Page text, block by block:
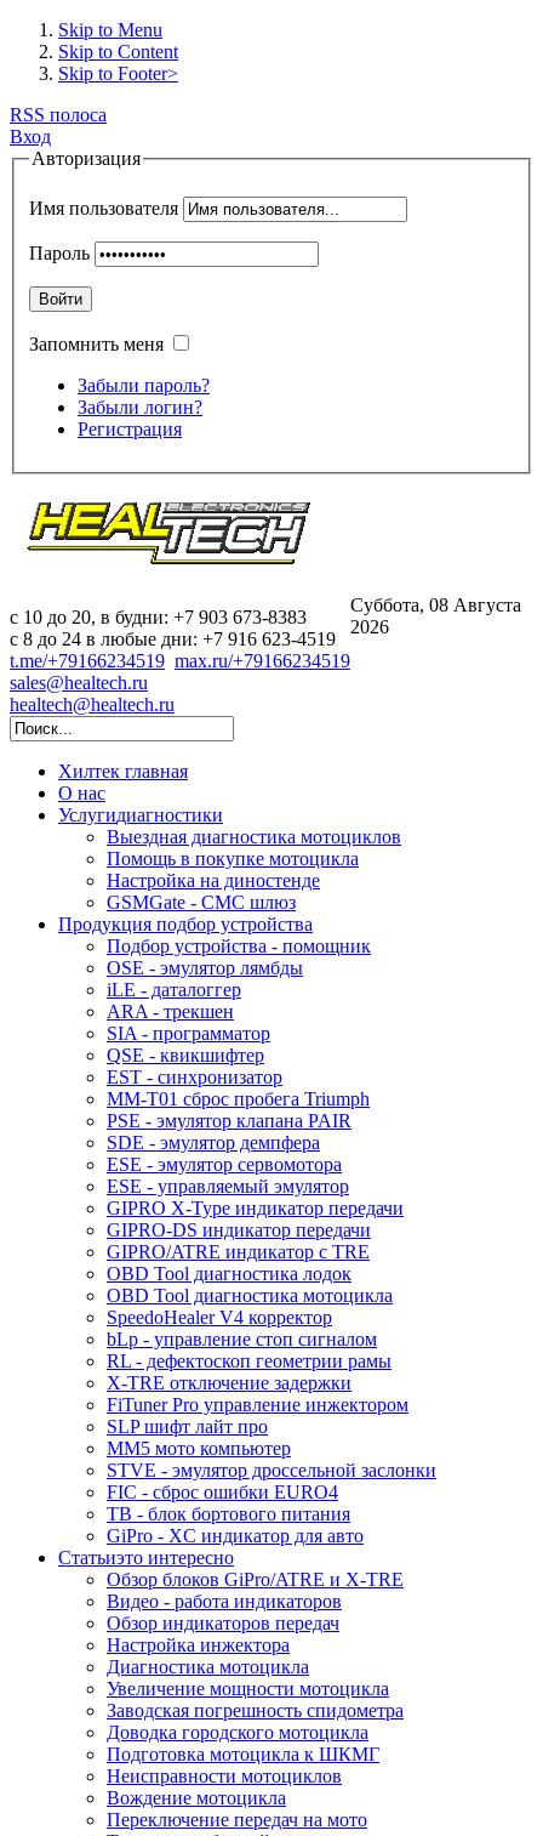
Skip to Menu
Skip to Content
Skip to Footer>
RSS полоса
Вход
Авторизация
Имя пользователя
Пароль
Войти
Запомнить меня
Забыли пароль?
Забыли логин?
Регистрация
c 10 до 20, в будни: +7 903 673-8383
с 8 до 24 в любые дни: +7 916 623-4519
t.me/+79166234519 max.ru/+79166234519
sales@healtech.ru
healtech@healtech.ru
Суббота, 08 Августа
2026
Хилтек главная
О нас
Услугидиагностики
Выездная диагностика мотоциклов
Помощь в покупке мотоцикла
Настройка на диностенде
GSMGate - СМС шлюз
Продукция подбор устройства
Подбор устройства - помощник
OSE - эмулятор лямбды
iLE - даталоггер
ARA - трекшен
SIA - программатор
QSE - квикшифтер
EST - синхронизатор
MM-T01 сброс пробега Triumph
PSE - эмулятор клапана PAIR
SDE - эмулятор демпфера
ESE - эмулятор сервомотора
ESE - управляемый эмулятор
GIPRO X-Type индикатор передачи
GIPRO-DS индикатор передачи
GIPRO/ATRE индикатор с TRE
OBD Tool диагностика лодок
OBD Tool диагностика мотоцикла
SpeedoHealer V4 корректор
bLp - управление стоп сигналом
RL - дефектоскоп геометрии рамы
X-TRE отключение задержки
FiTuner Pro управление инжектором
SLP шифт лайт про
MM5 мото компьютер
STVE - эмулятор дроссельной заслонки
FIC - сброс ошибки EURO4
TB - блок бортового питания
GiPro - XC индикатор для авто
Статьиэто интересно
Обзор блоков GiPro/ATRE и X-TRE
Видео - работа индикаторов
Обзор индикаторов передач
Настройка инжектора
Диагноcтика мотоцикла
Увеличение мощности мотоцикла
Заводская погрешность спидометра
Доводка городского мотоцикла
Подготовка мотоцикла к ШКМГ
Неисправности мотоциклов
Вождение мотоцикла
Переключение передач на мото